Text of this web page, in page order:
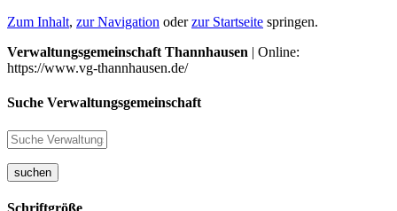
Zum Inhalt, zur Navigation oderzur Startseite springen.
Verwaltungsgemeinschaft Thannhausen | Online:
https://www.vg-thannhausen.de/
Suche Verwaltungsgemeinschaft
suchen
Schriftgröße